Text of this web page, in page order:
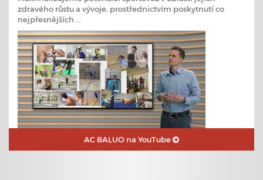
zdravého růstu a vývoje, prostřednictvím poskytnutí co
nejpřesnějších ...
AC BALUO na YouTube